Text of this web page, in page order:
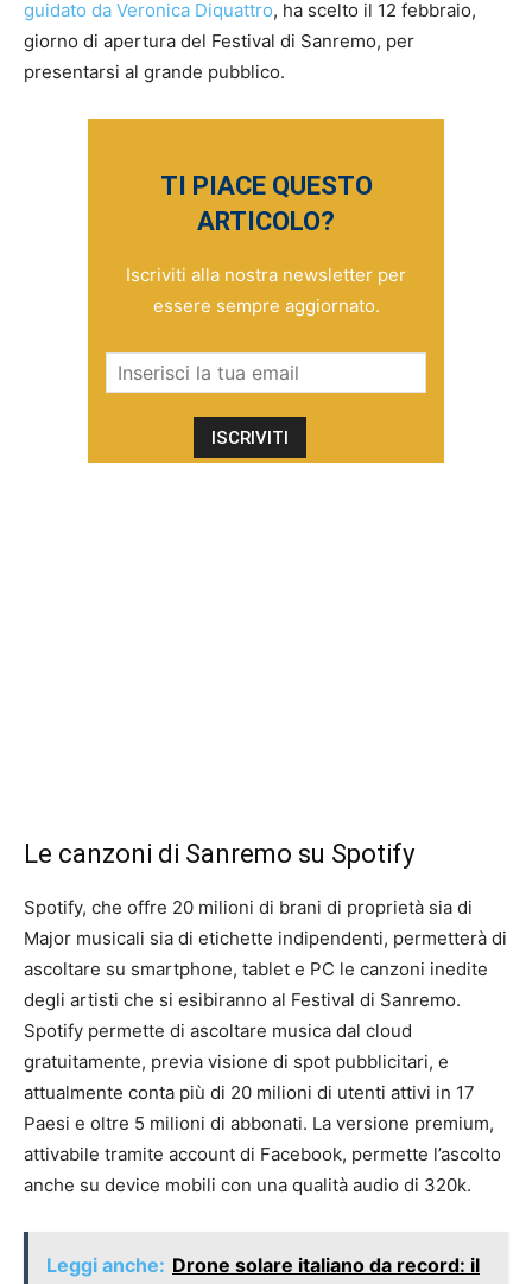
guidato da Veronica Diquattro, ha scelto il 12 febbraio,
giorno di apertura del Festival di Sanremo, per
presentarsi al grande pubblico.
TI PIACE QUESTO
ARTICOLO?
Iscriviti alla nostra newsletter per
essere sempre aggiornato.
Le canzoni di Sanremo su Spotify
Spotify, che offre 20 milioni di brani di proprietà sia di
Major musicali sia di etichette indipendenti, permetterà di
ascoltare su smartphone, tablet e PC le canzoni inedite
degli artisti che si esibiranno al Festival di Sanremo.
Spotify permette di ascoltare musica dal cloud
gratuitamente, previa visione di spot pubblicitari, e
attualmente conta più di 20 milioni di utenti attivi in 17
Paesi e oltre 5 milioni di abbonati. La versione premium,
attivabile tramite account di Facebook, permette l’ascolto
anche su device mobili con una qualità audio di 320k.
Leggi anche: Drone solare italiano da record: il